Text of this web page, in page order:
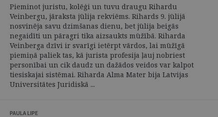
Pieminot juristu, kolēģi un tuvu draugu Rihardu
Veinbergu, jāraksta jūlija rekviēms. Rihards 9. jūlijā
nosvinēja savu dzimšanas dienu, bet jūlija beigās
negaidīti un pāragri tika aizsaukts mūžībā. Riharda
Veinberga dzīvi ir svarīgi ietērpt vārdos, lai mūžīgā
piemiņā paliek tas, kā jurista profesija ļauj nobriest
personībai un cik daudz un dažādos veidos var kalpot
tiesiskajai sistēmai. Riharda Alma Mater bija Latvijas
Universitātes Juridiskā ...
PAULA LIPE